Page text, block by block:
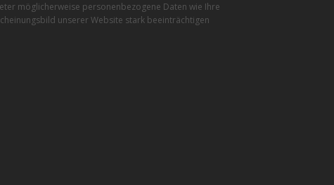
möglicherweise personenbezogene Daten wie Ihre
unserer Website stark beeinträchtigen